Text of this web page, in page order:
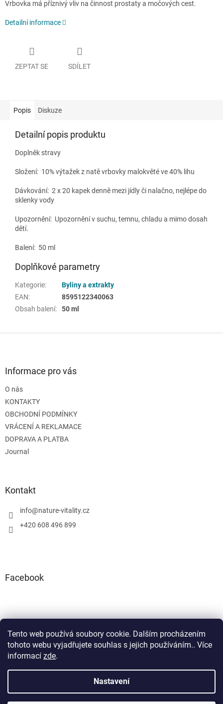
Tento web používá soubory cookie. Dalším procházením
tohoto webu vyjadřujete souhlas s jejich používáním.. Více
informací zde.
Nastavení
Vrbovka má příznivý vliv na činnost prostaty a močových cest.
Detailní informace
ZEPTAT SE SDÍLET
Popis Diskuze
Detailní popis produktu
Doplněk stravy
Složení: 10% výtažek z natě vrbovky malokvěté ve 40% lihu
Dávkování: 2 x 20 kapek denně mezi jídly či nalačno, nejlépe do
sklenky vody
Upozornění: Upozornění v suchu, temnu, chladu a mimo dosah
dětí.
Balení: 50 ml
Doplňkové parametry
Kategorie:
Byliny a extrakty
EAN:
8595122340063
Obsah balení: 50 ml
Informace pro vás
O nás
KONTAKTY
OBCHODNÍ PODMÍNKY
VRÁCENÍ A REKLAMACE
DOPRAVA A PLATBA
Journal
Kontakt
info@nature-vitality.cz
+420 608 496 899
Facebook
Instagram
Vytvořil Shoptet